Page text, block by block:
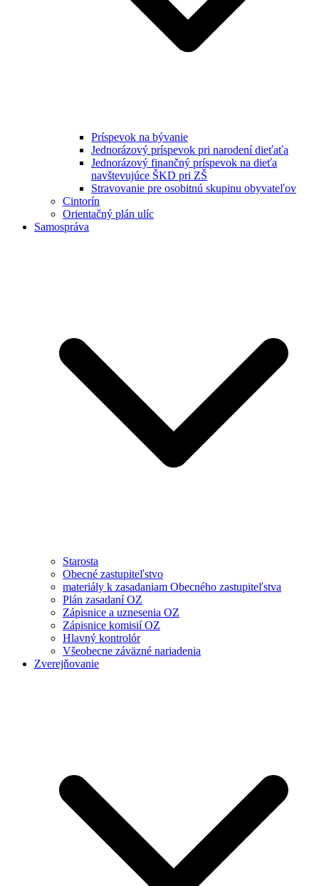
Príspevok na bývanie
Jednorázový príspevok pri narodení dieťaťa
Jednorázový finančný príspevok na dieťa
navštevujúce ŠKD pri ZŠ
Stravovanie pre osobitnú skupinu obyvateľov
Cintorín
Orientačný plán ulíc
Samospráva
Starosta
Obecné zastupiteľstvo
materiály k zasadaniam Obecného zastupiteľstva
Plán zasadaní OZ
Zápisnice a uznesenia OZ
Zápisnice komisií OZ
Hlavný kontrolór
Všeobecne záväzné nariadenia
Zverejňovanie